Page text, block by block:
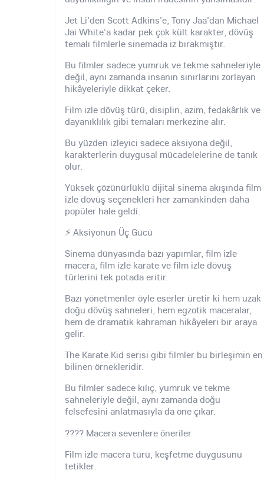
Jet Li'den Scott Adkins'e, Tony Jaa'dan Michael
Jai White'a kadar pek çok kült karakter, dövüş
temalı filmlerle sinemada iz bırakmıştır.
Bu filmler sadece yumruk ve tekme sahneleriyle
değil, aynı zamanda insanın sınırlarını zorlayan
hikâyeleriyle dikkat çeker.
Film izle dövüş türü, disiplin, azim, fedakârlık ve
dayanıklılık gibi temaları merkezine alır.
Bu yüzden izleyici sadece aksiyona değil,
karakterlerin duygusal mücadelelerine de tanık
olur.
Yüksek çözünürlüklü dijital sinema akışında film
izle dövüş seçenekleri her zamankinden daha
popüler hale geldi.
⚡ Aksiyonun Üç Gücü
Sinema dünyasında bazı yapımlar, film izle
macera, film izle karate ve film izle dövüş
türlerini tek potada eritir.
Bazı yönetmenler öyle eserler üretir ki hem uzak
doğu dövüş sahneleri, hem egzotik maceralar,
hem de dramatik kahraman hikâyeleri bir araya
gelir.
The Karate Kid serisi gibi filmler bu birleşimin en
bilinen örnekleridir.
Bu filmler sadece kılıç, yumruk ve tekme
sahneleriyle değil, aynı zamanda doğu
felsefesini anlatmasıyla da öne çıkar.
???? Macera sevenlere öneriler
Film izle macera türü, keşfetme duygusunu
tetikler.